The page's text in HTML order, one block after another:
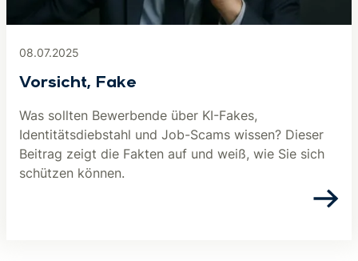
08.07.2025
Vorsicht, Fake
Was sollten Bewerbende über KI-Fakes,
Identitätsdiebstahl und Job-Scams wissen? Dieser
Beitrag zeigt die Fakten auf und weiß, wie Sie sich
schützen können.